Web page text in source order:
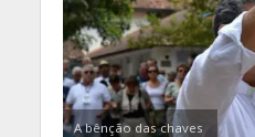
A bênção das chaves